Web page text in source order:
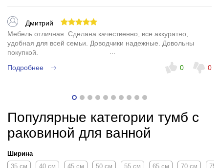
Дмитрий
Мебель отличная. Сделана качественно, все аккуратно,
удобная для всей семьи. Доводчики надежные. Довольны
покупкой.
Подробнее
0 0
Популярные категории тумб с
раковиной для ванной
Ширина
35 см
40 см 45 см 50 см 55 см 65 см 70 см 75